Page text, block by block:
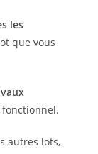
les
que vous
autres lots,